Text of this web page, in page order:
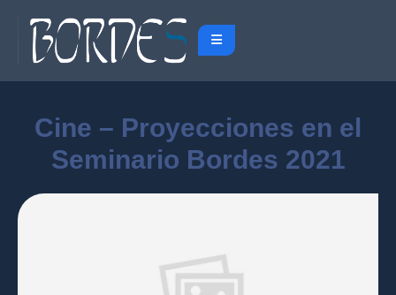
Cine – Proyecciones en el
Seminario Bordes 2021